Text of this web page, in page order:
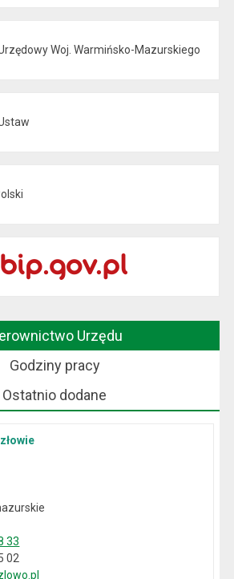
Woj. Warmińsko-Mazurskiego
Urzędu
Godziny pracy
Ostatnio dodane
33
02